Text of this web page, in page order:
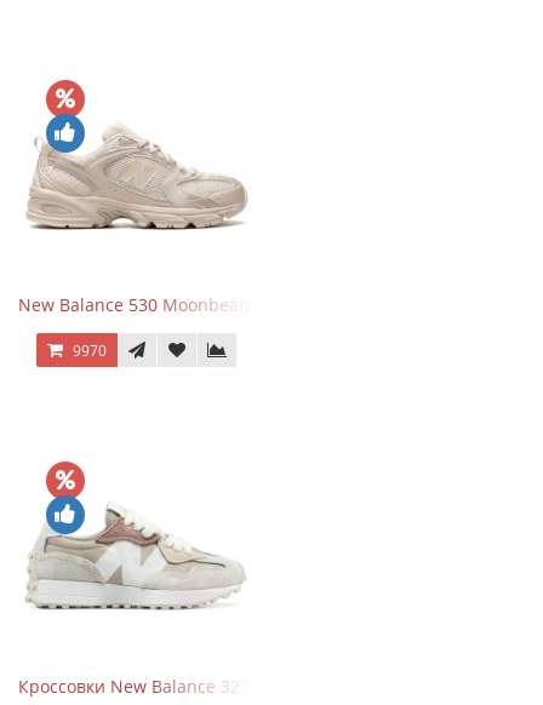
New Balance 530 Moonbeam Sea Salt
9970
Кроссовки New Balance 327 Beige Pink